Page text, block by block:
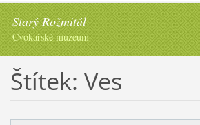
Starý Rožmitál
Cvokařské muzeum
Štítek: Ves